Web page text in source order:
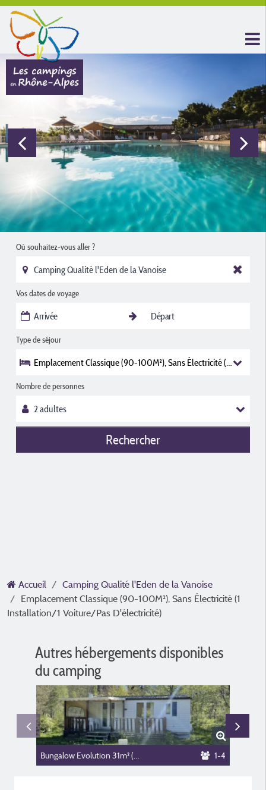
Où souhaitez-vous aller ?
Vos dates de voyage
Type de séjour
Emplacement Classique (90-100M²), Sans Électricité (1
Nombre de personnes
Rechercher
Accueil
Camping Qualité l'Eden de la Vanoise
Emplacement Classique (90-100M²), Sans Électricité (1
Installation/1 Voiture/Pas D'électricité)
Autres hébergements disponibles
du camping
1-4